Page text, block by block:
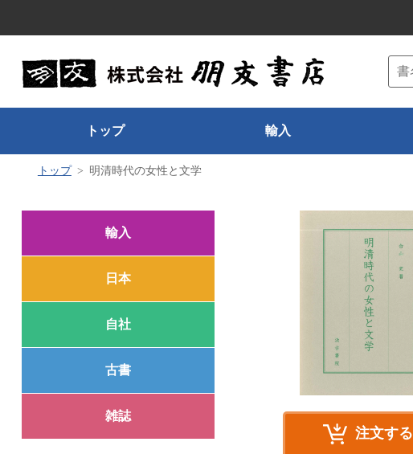
トップ 輸入
トップ 明清時代の女性と文学
輸入
日本
自社
古書
雑誌
注文する